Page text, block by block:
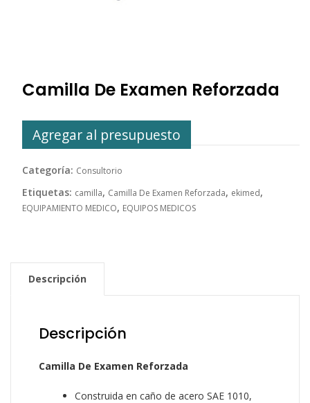
Camilla De Examen Reforzada
Agregar al presupuesto
Categoría: Consultorio
Etiquetas: camilla, Camilla De Examen Reforzada, ekimed,
EQUIPAMIENTO MEDICO, EQUIPOS MEDICOS
Descripción
Descripción
Camilla De Examen Reforzada
Construida en caño de acero SAE 1010,